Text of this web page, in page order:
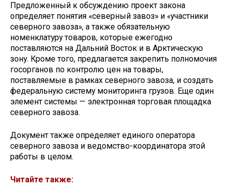
Предложенный к обсуждению проект закона
определяет понятия «северный завоз» и «участники
северного завоза», а также обязательную
номенклатуру товаров, которые ежегодно
поставляются на Дальний Восток и в Арктическую
зону. Кроме того, предлагается закрепить полномочия
госорганов по контролю цен на товары,
поставляемые в рамках северного завоза, и создать
федеральную систему мониторинга грузов. Еще один
элемент системы — электронная торговая площадка
северного завоза.
Документ также определяет единого оператора
северного завоза и ведомство-координатора этой
работы в целом.
Читайте также: